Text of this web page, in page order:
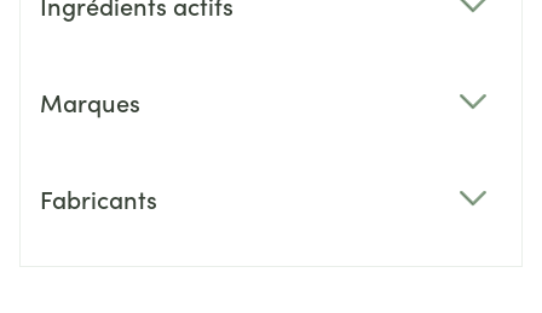
Marques
Fabricants